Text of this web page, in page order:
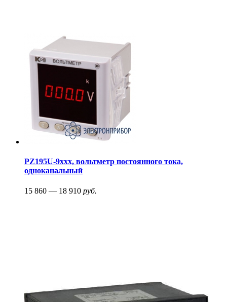
PZ195U-9xxx, вольтметр постоянного тока,
одноканальный
15 860 — 18 910 руб.